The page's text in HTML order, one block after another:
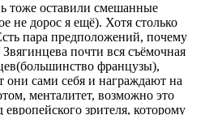
тоже оставили смешанные
не дорос я ещё). Хотя столько
пара предположений, почему
почти вся съёмочная
французы),
они сами себя и награждают на
менталитет, возможно это
зрителя, которому